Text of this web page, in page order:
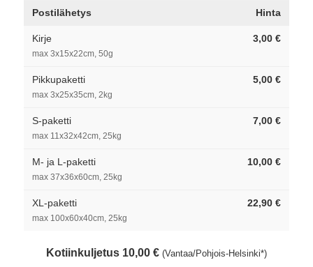
Postilähetys Hinta
Kirje
max 3x15x22cm, 50g
3,00 €
Pikkupaketti
max 3x25x35cm, 2kg
5,00 €
S-paketti
max 11x32x42cm, 25kg
7,00 €
M- ja L-paketti
max 37x36x60cm, 25kg
10,00 €
XL-paketti
max 100x60x40cm, 25kg
22,90 €
Kotiinkuljetus 10,00 € (Vantaa/Pohjois-Helsinki*)